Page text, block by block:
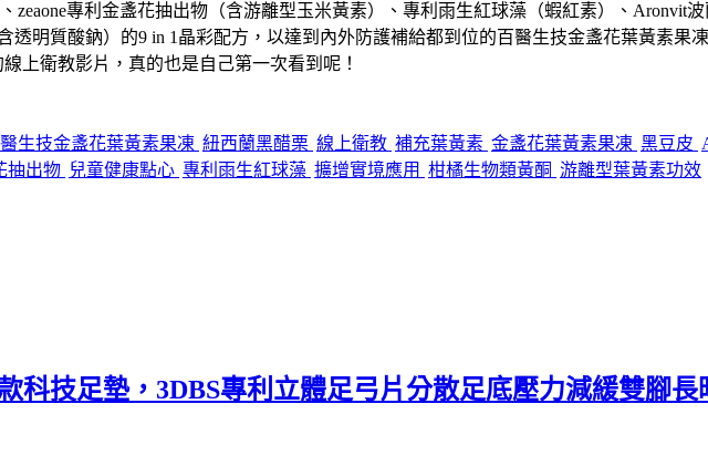
zeaone專利金盞花抽出物（含游離型玉米黃素）、專利雨生紅球藻（蝦紅素）、Aronvit
透明質酸鈉）的9 in 1晶彩配方，以達到內外防護補給都到位的百醫生技金盞花葉黃素果
上衛教影片，真的也是自己第一次看到呢！
生技金盞花葉黃素果凍 紐西蘭黑醋栗 線上衛教 補充葉黃素 金盞花葉黃素果凍 黑豆皮
抽出物 兒童健康點心 專利雨生紅球藻 擴增實境應用 柑橘生物類黃酮 游離型葉黃素功效
科技足墊，3DBS專利立體足弓片分散足底壓力減緩雙腳